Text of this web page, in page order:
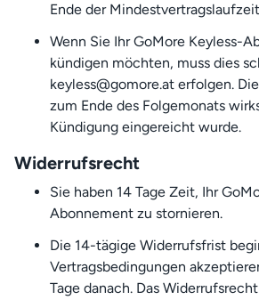
Ende der
Wenn Sie Ihr GoMore Keyless-
kündigen möchten, muss dies
keyless@gomore.at erfolgen.
zum Ende des Folgemonats
Kündigung eingereicht wurde.
Widerrufsrecht
Sie haben 14 Tage Zeit, Ihr
Abonnement zu stornieren.
Die 14-tägige Widerrufsfrist
Vertragsbedingungen
Tage danach. Das